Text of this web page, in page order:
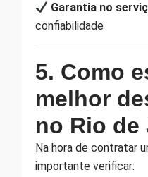
Garantia no
confiabilidade
5. Como
melhor
no Rio de
Na hora de contratar
importante verificar: